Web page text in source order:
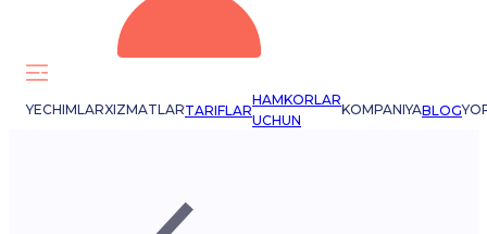
YECHIMLARXIZMATLARTARIFLAR
HAMKORLAR
UCHUN
KOMPANIYABLOG